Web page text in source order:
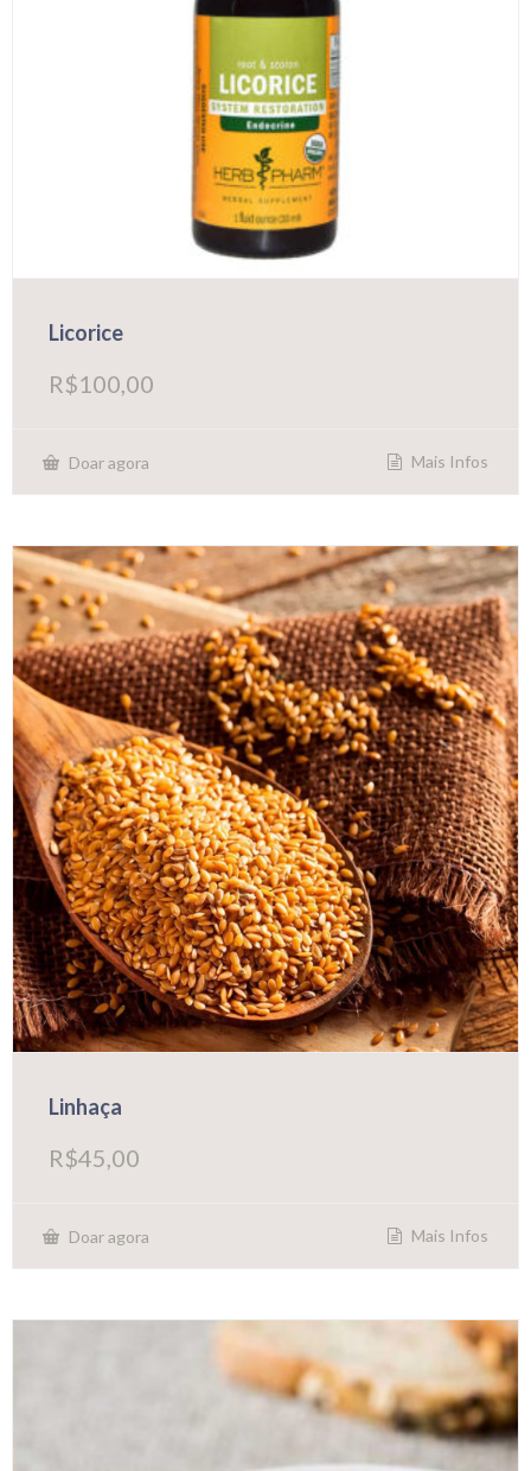
Licorice
R$100,00
Doar agora Mais Infos
Linhaça
R$45,00
Doar agora Mais Infos